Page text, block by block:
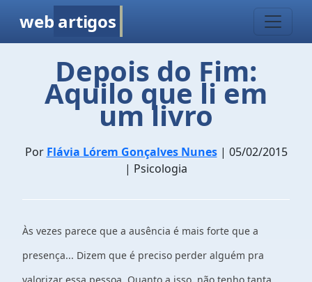
web artigos
Depois do Fim:
Aquilo que li em
um livro
Por Flávia Lórem Gonçalves Nunes| 05/02/2015
| Psicologia
Às vezes parece que a ausência é mais forte que a
presença... Dizem que é preciso perder alguém pra